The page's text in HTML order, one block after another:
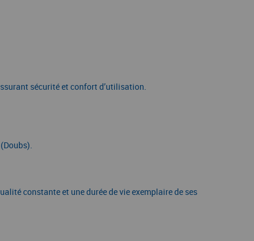
sécurité et confort d’utilisation.
constante et une durée de vie exemplaire de ses